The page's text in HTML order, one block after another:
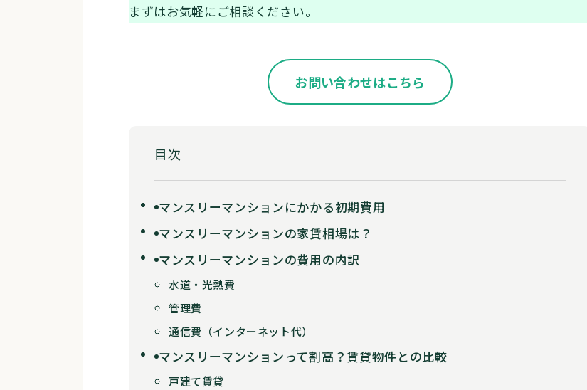
まずはお気軽にご相談ください。
お問い合わせはこちら
目次
マンスリーマンションにかかる初期費用
マンスリーマンションの家賃相場は？
マンスリーマンションの費用の内訳
水道・光熱費
管理費
通信費（インターネット代）
マンスリーマンションって割高？賃貸物件との比較
戸建て賃貸